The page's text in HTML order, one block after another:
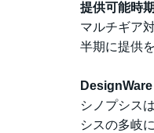
提供可能時期
マルチギア
半期に提供
シノプシス
シスの多岐